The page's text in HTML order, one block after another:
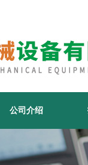
公司介绍